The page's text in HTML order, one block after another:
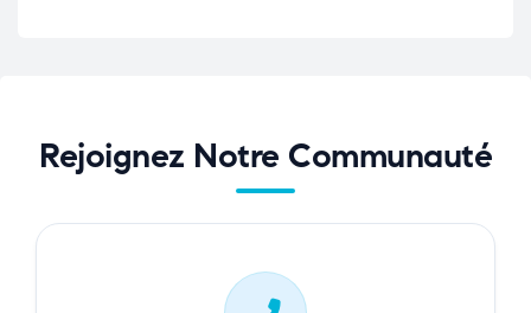
Rejoignez Notre Communauté